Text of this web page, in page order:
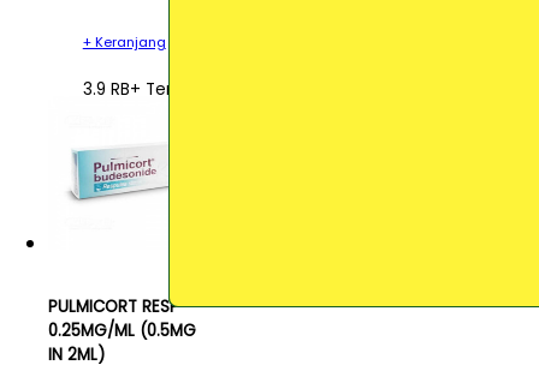
+ Keranjang
3.9 RB+ Terjual
PULMICORT RESP
0.25MG/ML (0.5MG
IN 2ML)